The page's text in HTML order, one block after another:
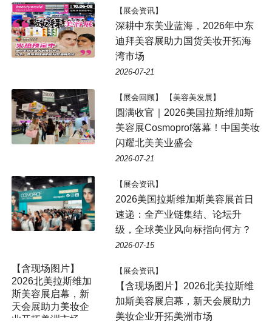
【展会资讯】
深耕中东美业蓝海，2026年中东
迪拜美容展助力国货美妆开拓海
湾市场
2026-07-21
【展会回顾】 【美容美发展】
圆满收官｜2026美国拉斯维加斯
美容展Cosmoprof落幕！中国美妆
闪耀北美美业盛会
2026-07-21
【展会资讯】
2026美国拉斯维加斯美容展首日
速递：全产业链集结、论坛升
级，全球美业风向标指向何方？
2026-07-15
【展会资讯】
【含现场图片】2026北美拉斯维
加斯美容展启幕，新天会展助力
美妆企业开拓美洲市场